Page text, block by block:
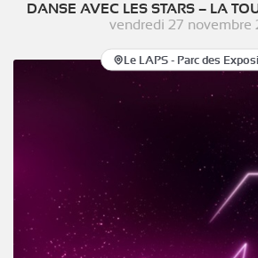
DANSE AVEC LES STARS – LA
vendredi 27 novembre
Le LAPS - Parc des